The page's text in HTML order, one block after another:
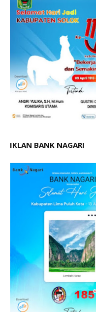
IKLAN BANK NAGARI